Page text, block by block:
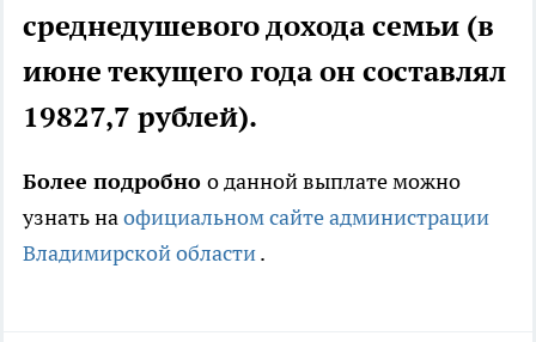
среднедушевого дохода семьи (в
июне текущего года он составлял
19827,7 рублей).
Более подробно о данной выплате можно
узнать наофициальном сайте администрации
Владимирской области.